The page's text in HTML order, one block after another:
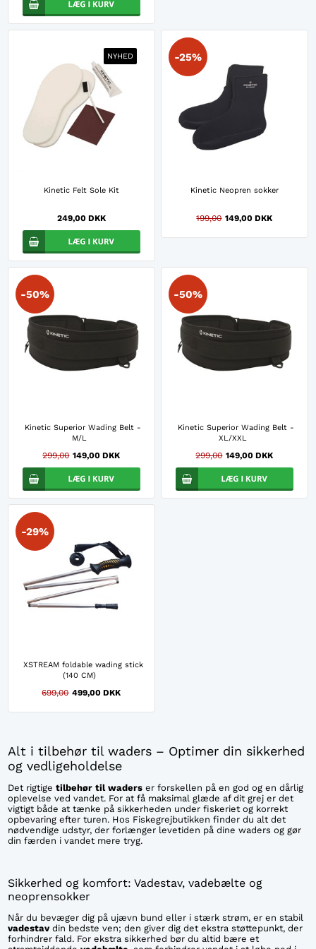
NYHED
Kinetic Felt Sole Kit
249,00 DKK
-25%
Kinetic Neopren sokker
199,00 149,00 DKK
-50%
Kinetic Superior Wading Belt -
M/L
299,00 149,00 DKK
-50%
Kinetic Superior Wading Belt -
XL/XXL
299,00 149,00 DKK
-29%
XSTREAM foldable wading stick
(140 CM)
699,00 499,00 DKK
Alt i tilbehør til waders – Optimer din sikkerhed
og vedligeholdelse
Det rigtigetilbehør til waders er forskellen på en god og en dårlig
oplevelse ved vandet. For at få maksimal glæde af dit grej er det
vigtigt både at tænke på sikkerheden under fiskeriet og korrekt
opbevaring efter turen. Hos Fiskegrejbutikken finder du alt det
nødvendige udstyr, der forlænger levetiden på dine waders og gør
din færden i vandet mere tryg.
Sikkerhed og komfort: Vadestav, vadebælte og
neoprensokker
Når du bevæger dig på ujævn bund eller i stærk strøm, er en stabil
vadestavdin bedste ven; den giver dig det ekstra støttepunkt, der
forhindrer fald. For ekstra sikkerhed bør du altid bære et